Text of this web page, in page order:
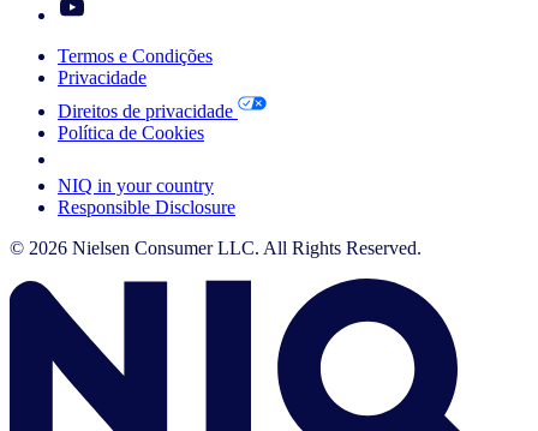
Termos e Condições
Privacidade
Direitos de privacidade
Política de Cookies
NIQ in your country
Responsible Disclosure
© 2026 Nielsen Consumer LLC. All Rights Reserved.